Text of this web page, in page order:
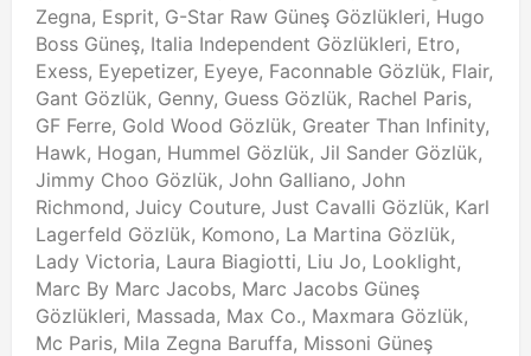
Zegna, Esprit, G-Star Raw Güneş Gözlükleri, Hugo
Boss Güneş, Italia Independent Gözlükleri, Etro,
Exess, Eyepetizer, Eyeye, Faconnable Gözlük, Flair,
Gant Gözlük, Genny, Guess Gözlük, Rachel Paris,
GF Ferre, Gold Wood Gözlük, Greater Than Infinity,
Hawk, Hogan, Hummel Gözlük, Jil Sander Gözlük,
Jimmy Choo Gözlük, John Galliano, John
Richmond, Juicy Couture, Just Cavalli Gözlük, Karl
Lagerfeld Gözlük, Komono, La Martina Gözlük,
Lady Victoria, Laura Biagiotti, Liu Jo, Looklight,
Marc By Marc Jacobs, Marc Jacobs Güneş
Gözlükleri, Massada, Max Co., Maxmara Gözlük,
Mc Paris, Mila Zegna Baruffa, Missoni Güneş